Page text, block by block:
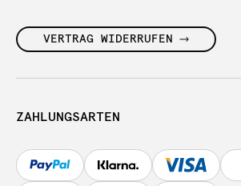
VERTRAG WIDERRUFEN
ZAHLUNGSARTEN